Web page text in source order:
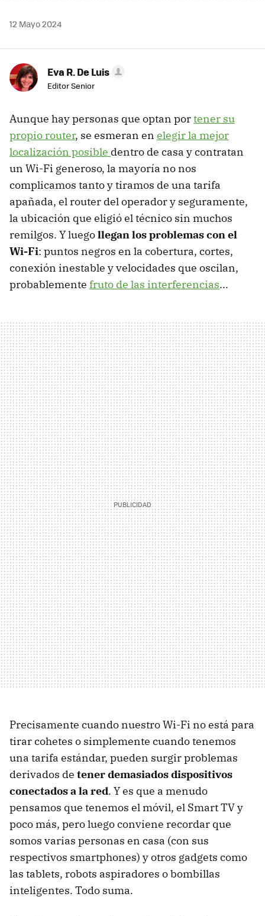
12 Mayo 2024
Eva R. De Luis
Editor Senior
Aunque hay personas que optan portener su
propio router, se esmeran en elegir la mejor
localización posible dentro de casa y contratan
un Wi-Fi generoso, la mayoría no nos
complicamos tanto y tiramos de una tarifa
apañada, el router del operador y seguramente,
la ubicación que eligió el técnico sin muchos
remilgos. Y luegollegan los problemas con el
Wi-Fi: puntos negros en la cobertura, cortes,
conexión inestable y velocidades que oscilan,
probablemente fruto de las interferencias...
Precisamente cuando nuestro Wi-Fi no está para
tirar cohetes o simplemente cuando tenemos
una tarifa estándar, pueden surgir problemas
derivados de tener demasiados dispositivos
conectados a la red. Y es que a menudo
pensamos que tenemos el móvil, el Smart TV y
poco más, pero luego conviene recordar que
somos varias personas en casa (con sus
respectivos smartphones) y otros gadgets como
las tablets, robots aspiradores o bombillas
inteligentes. Todo suma.